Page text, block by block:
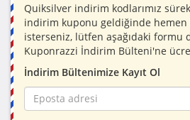
Quiksilver indirim kodlarımız
indirim kuponu geldiğinde
isterseniz, lütfen aşağıdaki formu
Kuponrazzi İndirim Bülteni'ne
İndirim Bültenimize Kayıt Ol